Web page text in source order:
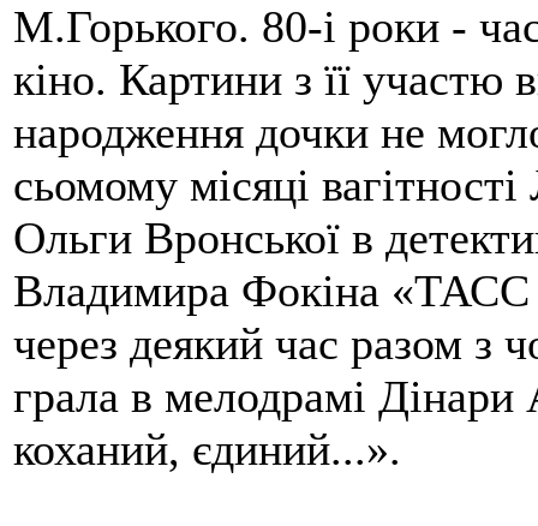
М.Горького. 80-і роки -
кіно. Картини з її участю
народження дочки не
сьомому місяці
Ольги Вронської в
Владимира Фокіна «ТАСС
через деякий час разом
грала в мелодрамі
коханий, єдиний...».